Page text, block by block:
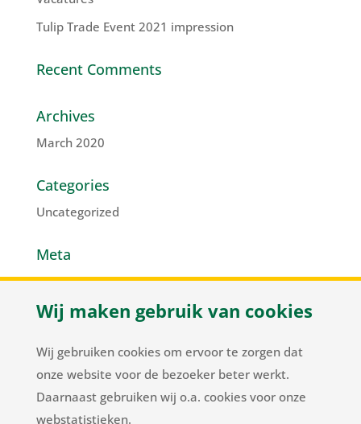
Tulip Trade Event 2021 impression
Recent Comments
Archives
March 2020
Categories
Uncategorized
Meta
Log in
Entries feed
WordPress.org
Wij maken gebruik van cookies
Wij gebruiken cookies om ervoor te zorgen dat
onze website voor de bezoeker beter werkt.
Daarnaast gebruiken wij o.a. cookies voor onze
webstatistieken.